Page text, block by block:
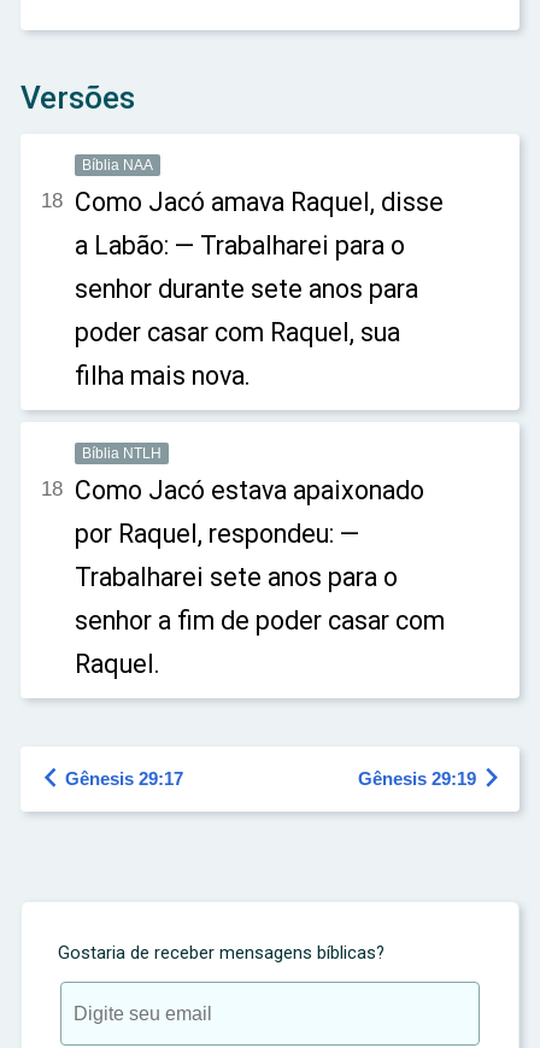
Versões
Bíblia NAA
18 Como Jacó amava Raquel, disse
a Labão: — Trabalharei para o
senhor durante sete anos para
poder casar com Raquel, sua
filha mais nova.
Bíblia NTLH
18 Como Jacó estava apaixonado
por Raquel, respondeu: —
Trabalharei sete anos para o
senhor a fim de poder casar com
Raquel.
 Gênesis 29:17 Gênesis 29:19 
Gostaria de receber mensagens bíblicas?